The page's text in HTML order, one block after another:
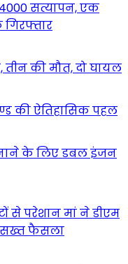
सत्यापन, एक
तीन की मौत, दो घायल
की ऐतिहासिक पहल
के लिए डबल इंजन
से परेशान मां ने डीएम
सख्त फैसला